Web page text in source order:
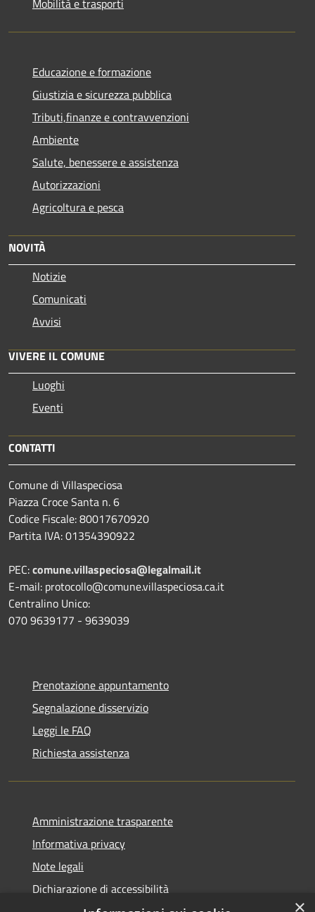
Mobilità e trasporti
Educazione e formazione
Giustizia e sicurezza pubblica
Tributi,finanze e contravvenzioni
Ambiente
Salute, benessere e assistenza
Autorizzazioni
Agricoltura e pesca
NOVITÀ
Notizie
Comunicati
Avvisi
VIVERE IL COMUNE
Luoghi
Eventi
CONTATTI
Comune di Villaspeciosa
Piazza Croce Santa n. 6
Codice Fiscale: 80017670920
Partita IVA: 01354390922
PEC:comune.villaspeciosa@legalmail.it
E-mail: protocollo@comune.villaspeciosa.ca.it
Centralino Unico:
070 9639177 - 9639039
Prenotazione appuntamento
Segnalazione disservizio
Leggi le FAQ
Richiesta assistenza
Amministrazione trasparente
Informativa privacy
Note legali
Dichiarazione di accessibilità
×